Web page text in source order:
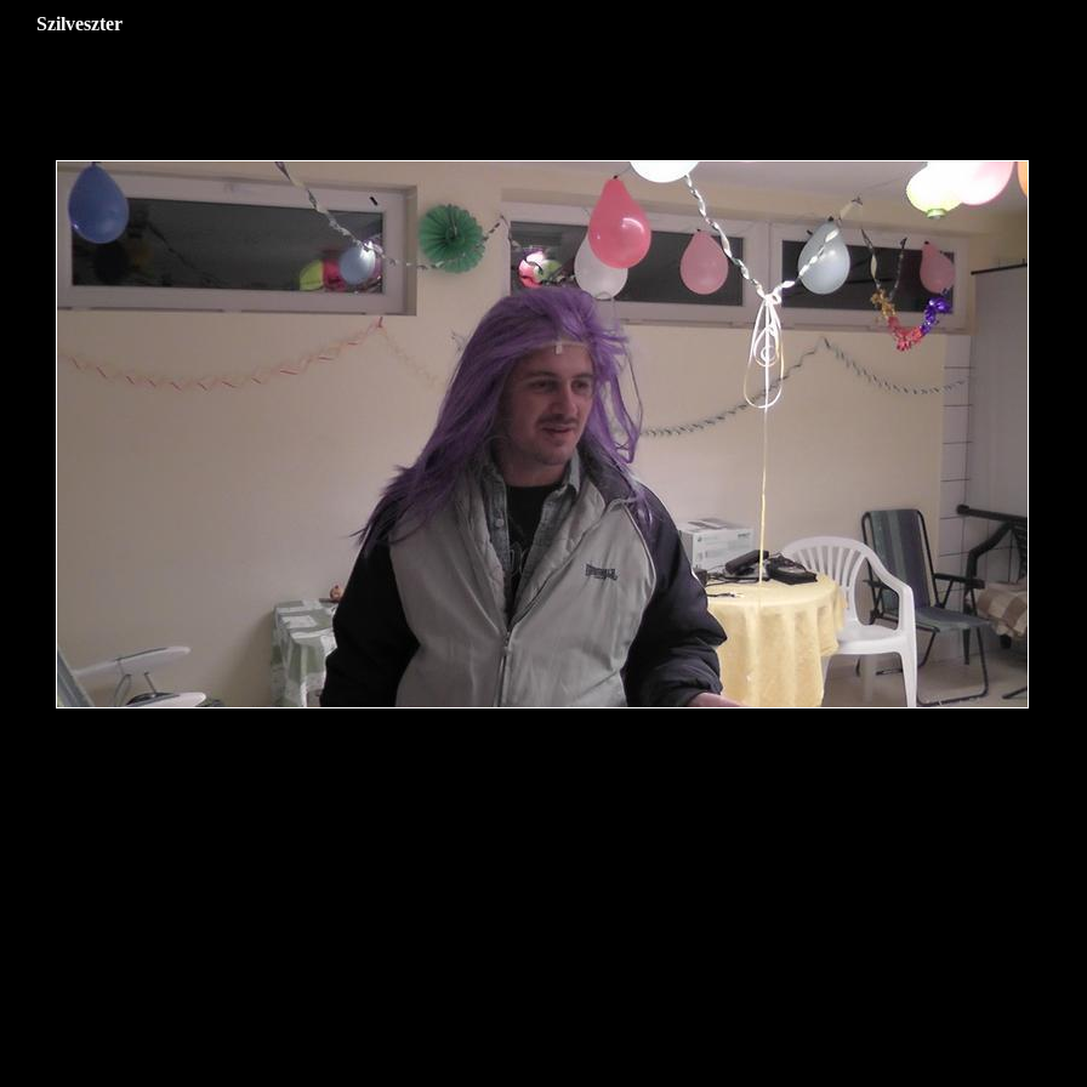
Szilveszter